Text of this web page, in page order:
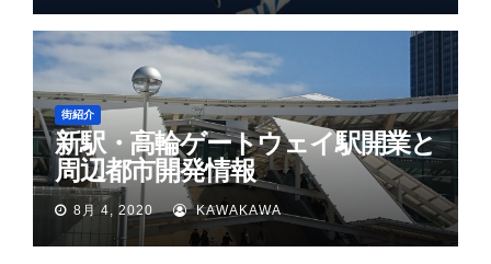
街紹介
新駅・高輪ゲートウェイ駅開業と
周辺都市開発情報
8月 4, 2020 KAWAKAWA